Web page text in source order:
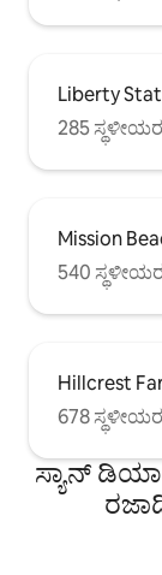
Liberty
285
Mission
540
Hillcrest
678
ಸ್ಯಾನ್